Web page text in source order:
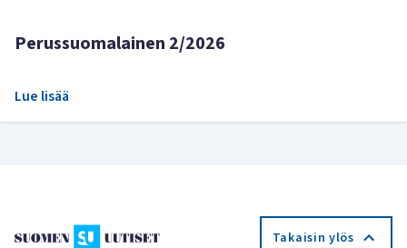
Perussuomalainen 2/2026
Lue lisää
Takaisin ylös